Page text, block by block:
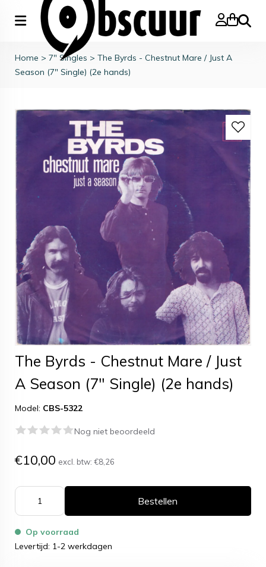
Zoeken
Home > 7" Singles > The Byrds - Chestnut Mare / Just A
Season (7" Single) (2e hands)
The Byrds - Chestnut Mare / Just
A Season (7" Single) (2e hands)
Model: CBS-5322
Nog niet beoordeeld
€10,00 excl. btw: €8,26
Bestellen
Op voorraad
Levertijd: 1-2 werkdagen